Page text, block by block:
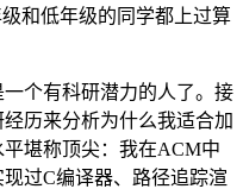
和低年级的同学都上过算
个有科研潜力的人了。接
历来分析为什么我适合加
堪称顶尖：我在ACM中
过C编译器、路径追踪渲